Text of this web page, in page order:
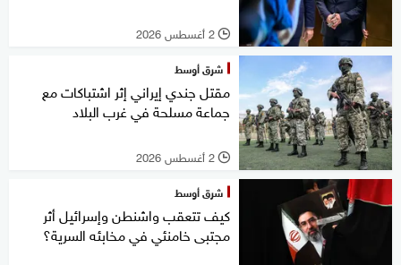
l 2 أغسطس 2026
شرق أوسط
مقتل جندي إيراني إثر اشتباكات مع
جماعة مسلحة في غرب البلاد
l 2 أغسطس 2026
شرق أوسط
كيف تتعقب واشنطن وإسرائيل أثر
مجتبى خامنئي في مخابئه السرية؟